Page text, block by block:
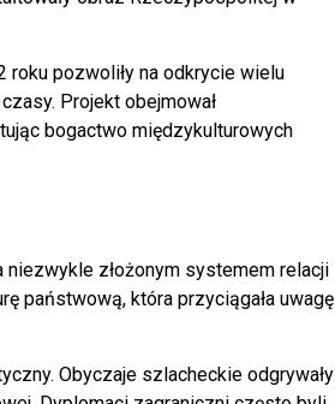
roku pozwoliły na odkrycie wielu
Projekt obejmował
bogactwo międzykulturowych
niezwykle złożonym systemem relacji
państwową, która przyciągała uwagę
Obyczaje szlacheckie odgrywały